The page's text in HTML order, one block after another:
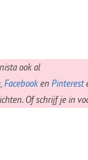
ook al
,FacebookenPinterest
Of schrijf je in